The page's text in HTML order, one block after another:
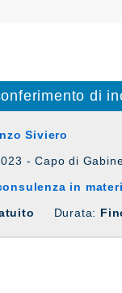
di
Siviero
- Capo di
in
Durata: